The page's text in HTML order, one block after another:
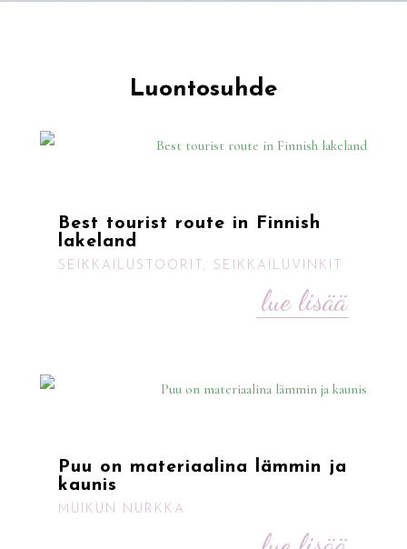
Luontosuhde
Best tourist route in Finnish
lakeland
SEIKKAILUSTOORIT , SEIKKAILUVINKIT
lue lisää
Puu on materiaalina lämmin ja
kaunis
MUIKUN NURKKA